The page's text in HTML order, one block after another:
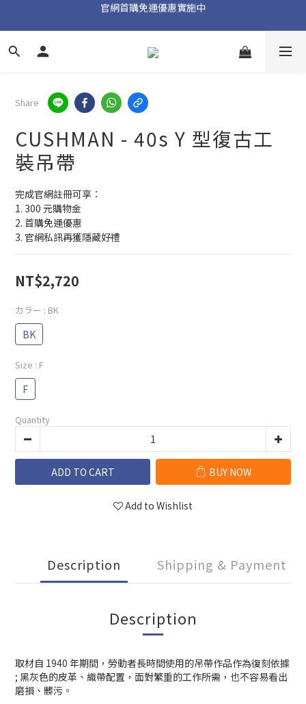
加入官方 LINE 獲取隱藏好禮
加入官方 LINE 獲取隱藏好禮
Share
CUSHMAN - 40s Y 型復古工
裝吊帶
完成官網註冊可享：
1. 300 元購物金
2. 首購免運優惠
3. 官網私訊再獲隱藏好禮
NT$2,720
カラー : BK
BK
Size : F
F
Quantity
ADD TO CART BUY NOW
Add to Wishlist
Description Shipping & Payment
Description
取材自 1940 年期間，勞動者長時間使用的吊帶作品作為復刻依據
; 黑灰色的皮革、織帶配置，面對繁重的工作所需，也不容易看出
磨損、髒污。